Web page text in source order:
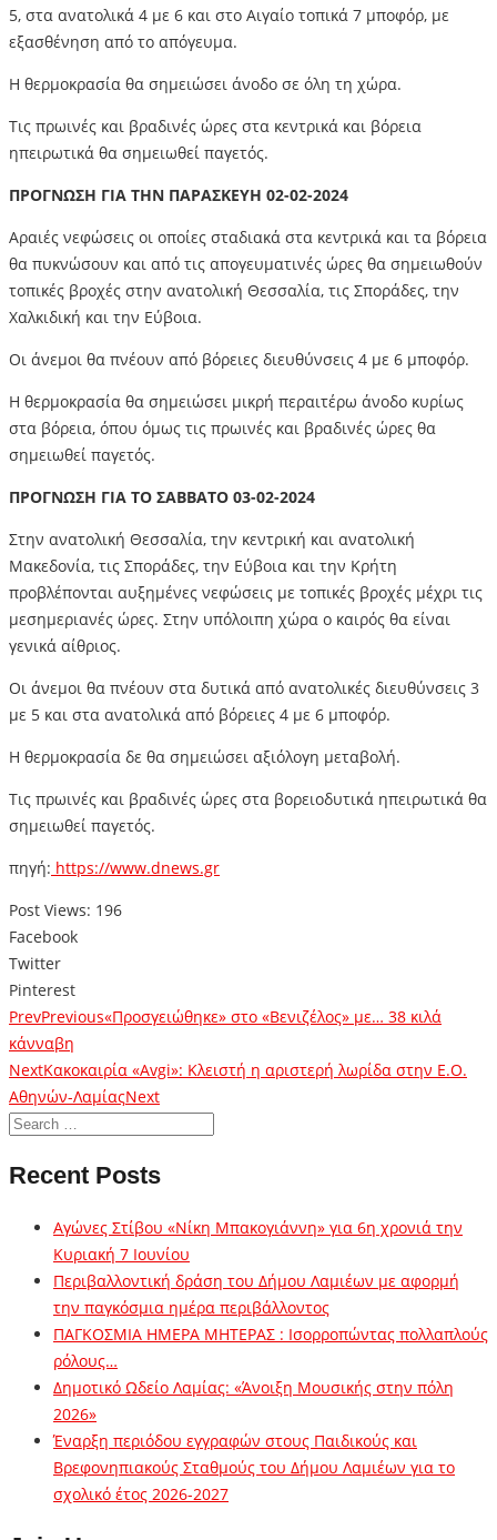
5, στα ανατολικά 4 με 6 και στο Αιγαίο τοπικά 7 μποφόρ, με
εξασθένηση από το απόγευμα.
Η θερμοκρασία θα σημειώσει άνοδο σε όλη τη χώρα.
Τις πρωινές και βραδινές ώρες στα κεντρικά και βόρεια
ηπειρωτικά θα σημειωθεί παγετός.
ΠΡΟΓΝΩΣΗ ΓΙΑ ΤΗΝ ΠAΡΑΣΚΕΥΗ 02-02-2024
Αραιές νεφώσεις οι οποίες σταδιακά στα κεντρικά και τα βόρεια
θα πυκνώσουν και από τις απογευματινές ώρες θα σημειωθούν
τοπικές βροχές στην ανατολική Θεσσαλία, τις Σποράδες, την
Χαλκιδική και την Εύβοια.
Οι άνεμοι θα πνέουν από βόρειες διευθύνσεις 4 με 6 μποφόρ.
Η θερμοκρασία θα σημειώσει μικρή περαιτέρω άνοδο κυρίως
στα βόρεια, όπου όμως τις πρωινές και βραδινές ώρες θα
σημειωθεί παγετός.
ΠΡΟΓΝΩΣΗ ΓΙΑ ΤΟ ΣΑΒΒΑΤΟ 03-02-2024
Στην ανατολική Θεσσαλία, την κεντρική και ανατολική
Μακεδονία, τις Σποράδες, την Εύβοια και την Κρήτη
προβλέπονται αυξημένες νεφώσεις με τοπικές βροχές μέχρι τις
μεσημεριανές ώρες. Στην υπόλοιπη χώρα ο καιρός θα είναι
γενικά αίθριος.
Οι άνεμοι θα πνέουν στα δυτικά από ανατολικές διευθύνσεις 3
με 5 και στα ανατολικά από βόρειες 4 με 6 μποφόρ.
Η θερμοκρασία δε θα σημειώσει αξιόλογη μεταβολή.
Τις πρωινές και βραδινές ώρες στα βορειοδυτικά ηπειρωτικά θα
σημειωθεί παγετός.
πηγή: https://www.dnews.gr
Post Views: 196
Facebook
Twitter
Pinterest
PrevPrevious«Προσγειώθηκε» στο «Βενιζέλος» με… 38 κιλά
κάνναβη
NextΚακοκαιρία «Avgi»: Κλειστή η αριστερή λωρίδα στην Ε.Ο.
Αθηνών-ΛαμίαςNext
Recent Posts
Αγώνες Στίβου «Νίκη Μπακογιάννη» για 6η χρονιά την
Κυριακή 7 Ιουνίου
Περιβαλλοντική δράση του Δήμου Λαμιέων με αφορμή
την παγκόσμια ημέρα περιβάλλοντος
ΠΑΓΚΟΣΜΙΑ ΗΜΕΡΑ ΜΗΤΕΡΑΣ : Ισορροπώντας πολλαπλούς
ρόλους…
Δημοτικό Ωδείο Λαμίας: «Άνοιξη Μουσικής στην πόλη
2026»
Έναρξη περιόδου εγγραφών στους Παιδικούς και
Βρεφονηπιακούς Σταθμούς του Δήμου Λαμιέων για το
σχολικό έτος 2026-2027